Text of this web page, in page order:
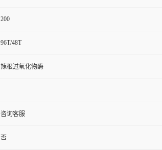
200
96T/48T
辣根过氧化物酶
咨询客服
否